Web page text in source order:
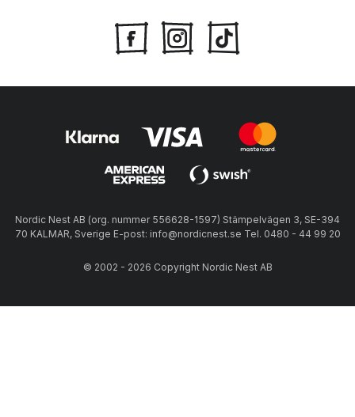
Nordic Nest AB (org. nummer 556628-1597) Stämpelvägen 3, SE-394
70 KALMAR, Sverige E-post: info@nordicnest.se Tel. 0480 - 44 99 20
© 2002 - 2026 Copyright Nordic Nest AB